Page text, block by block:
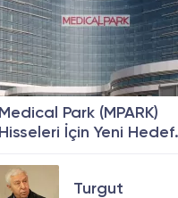
Medical Park (MPARK)
Hisseleri İçin Yeni Hedef
Potansiyeli
Turgut